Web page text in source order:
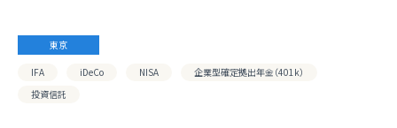
東京
IFA iDeCo NISA
企業型確定拠出年金（401k）
投資信託